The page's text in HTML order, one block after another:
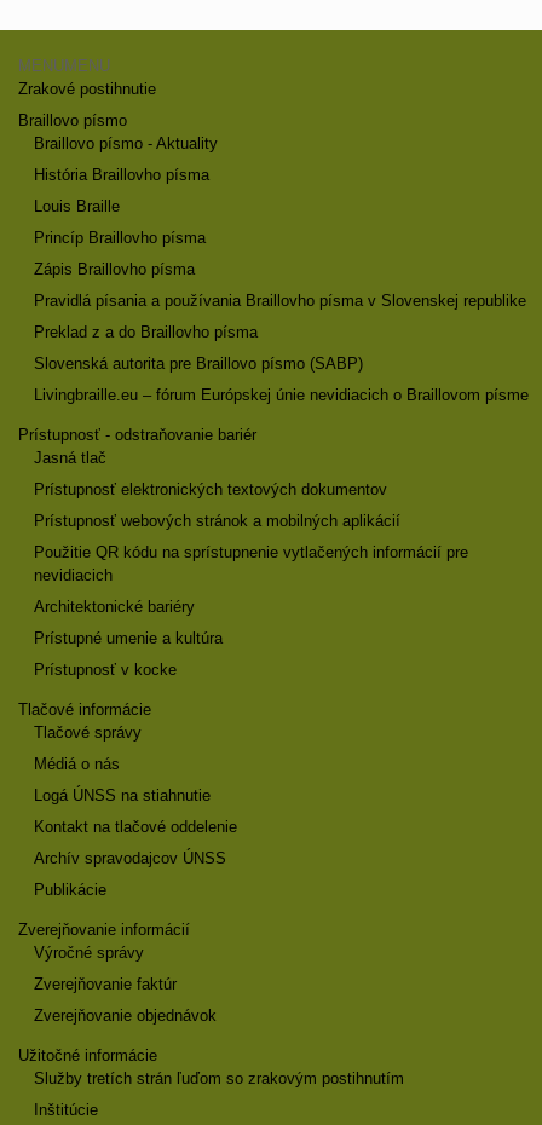
MENUMENU
Zrakové postihnutie
Braillovo písmo
Braillovo písmo - Aktuality
História Braillovho písma
Louis Braille
Princíp Braillovho písma
Zápis Braillovho písma
Pravidlá písania a používania Braillovho písma v Slovenskej republike
Preklad z a do Braillovho písma
Slovenská autorita pre Braillovo písmo (SABP)
Livingbraille.eu – fórum Európskej únie nevidiacich o Braillovom písme
Prístupnosť - odstraňovanie bariér
Jasná tlač
Prístupnosť elektronických textových dokumentov
Prístupnosť webových stránok a mobilných aplikácií
Použitie QR kódu na sprístupnenie vytlačených informácií pre
nevidiacich
Architektonické bariéry
Prístupné umenie a kultúra
Prístupnosť v kocke
Tlačové informácie
Tlačové správy
Médiá o nás
Logá ÚNSS na stiahnutie
Kontakt na tlačové oddelenie
Archív spravodajcov ÚNSS
Publikácie
Zverejňovanie informácií
Výročné správy
Zverejňovanie faktúr
Zverejňovanie objednávok
Užitočné informácie
Služby tretích strán ľuďom so zrakovým postihnutím
Inštitúcie